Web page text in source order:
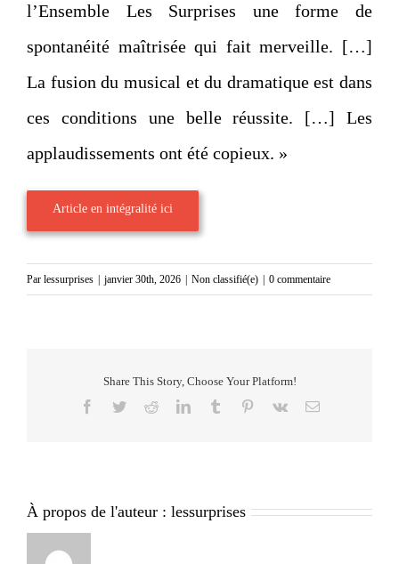
l’Ensemble Les Surprises une forme de
spontanéité maîtrisée qui fait merveille. […]
La fusion du musical et du dramatique est dans
ces conditions une belle réussite. […] Les
applaudissements ont été copieux. »
Article en intégralité ici
Par lessurprises janvier 30th, 2026 Non classifié(e) 0 commentaire
Share This Story, Choose Your Platform!
Facebook
TwitterRedditLinkedInTumblr Pinterest
Vk Email
À propos de l'auteur : lessurprises